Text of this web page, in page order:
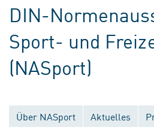
DIN-
Sport- und
(NASport)
Über NASport Aktuelles